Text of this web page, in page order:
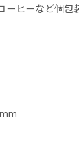
ーヒーなど個包